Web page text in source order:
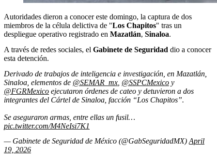
Autoridades dieron a conocer este domingo, la captura de dos
miembros de la célula delictiva de "Los Chapitos" tras un
despliegue operativo registrado en Mazatlán, Sinaloa.
A través de redes sociales, el Gabinete de Seguridad dio a conocer
esta detención.
Derivado de trabajos de inteligencia e investigación, en Mazatlán,
Sinaloa, elementos de @SEMAR_mx @SSPCMexico y
@FGRMexico ejecutaron órdenes de cateo y detuvieron a dos
integrantes del Cártel de Sinaloa, facción “Los Chapitos”.
Se aseguraron armas, entre ellas un fusil…
pic.twitter.com/M4NeIsi7K1
— Gabinete de Seguridad de México (@GabSeguridadMX) April
19, 2026